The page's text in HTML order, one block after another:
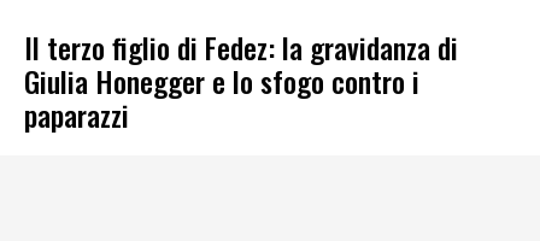
Il terzo figlio di Fedez: la gravidanza di
Giulia Honegger e lo sfogo contro i
paparazzi